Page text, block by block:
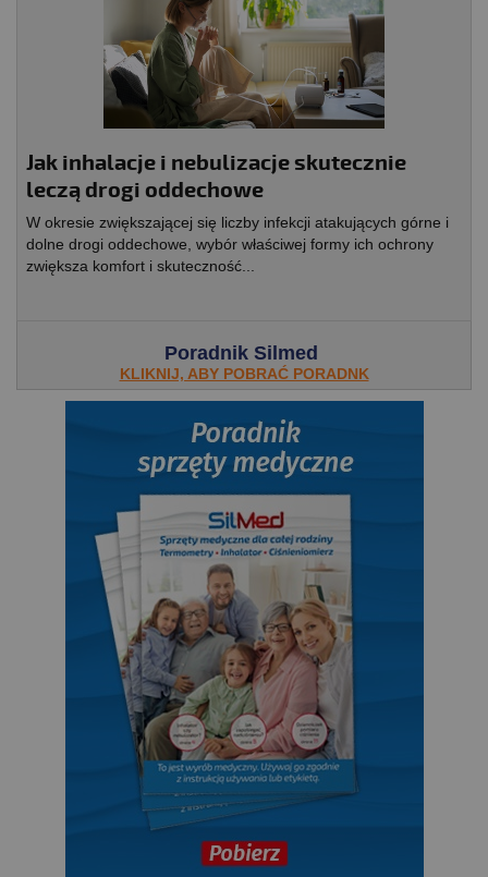
Jak inhalacje i nebulizacje skutecznie
leczą drogi oddechowe
W okresie zwiększającej się liczby infekcji atakujących górne i
dolne drogi oddechowe, wybór właściwej formy ich ochrony
zwiększa komfort i skuteczność...
Poradnik Silmed
KLIKNIJ, ABY POBRAĆ PORADNK